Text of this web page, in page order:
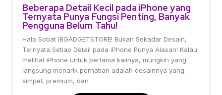
Beberapa Detail Kecil pada iPhone yang
Ternyata Punya Fungsi Penting, Banyak
Pengguna Belum Tahu!
Halo Sobat IBGADGETSTORE! Bukan Sekadar Desain,
Ternyata Setiap Detail pada iPhone Punya Alasan! Kalau
melihat iPhone untuk pertama kalinya, mungkin yang
langsung menarik perhatian adalah desainnya yang
simpel, premium, dan